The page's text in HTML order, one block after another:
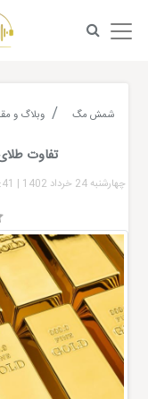
شمش مگ وبلاگ و
تفاوت
چهارشنبه 24 خرداد 1402 |